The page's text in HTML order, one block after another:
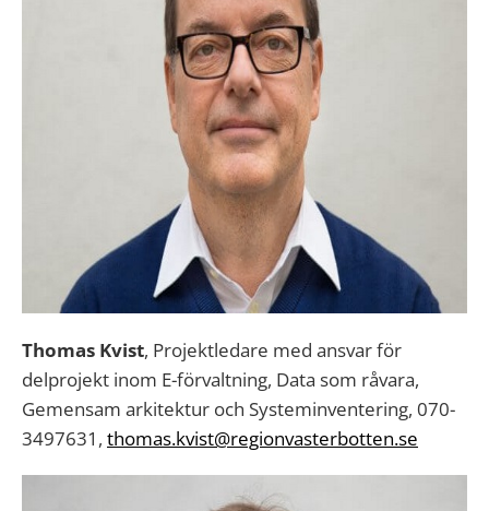
Thomas Kvist, Projektledare med ansvar för
delprojekt inom E-förvaltning, Data som råvara,
Gemensam arkitektur och Systeminventering, 070-
3497631, thomas.kvist@regionvasterbotten.se